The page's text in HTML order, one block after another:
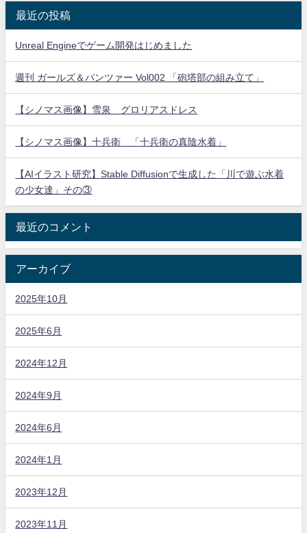
最近の投稿
Unreal Engineでゲーム開発はじめました
週刊 ガールズ＆パンツァー Vol002 「砲塔部の組み立て」
【シノマス画像】雪泉 グロリアスドレス
【シノマス画像】十兵衛 「十兵衛の真陰水着」
【AIイラスト研究】Stable Diffusionで生成した「川で遊ぶ水着
の少女達」その③
最近のコメント
アーカイブ
2025年10月
2025年6月
2024年12月
2024年9月
2024年6月
2024年1月
2023年12月
2023年11月